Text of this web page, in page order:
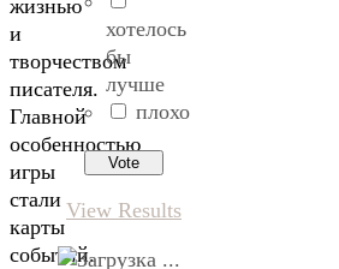
жизнью
и
творчеством
писателя.
Главной
особенностью
игры
стали
карты
событий.
хотелось
бы
лучше
плохо
View Results